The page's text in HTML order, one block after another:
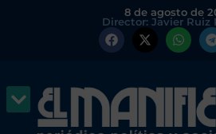
8 de agosto de
Director: Javier Ruiz